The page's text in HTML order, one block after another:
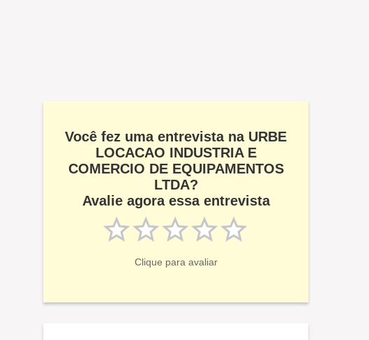
Você fez uma entrevista na URBE
LOCACAO INDUSTRIA E
COMERCIO DE EQUIPAMENTOS
LTDA?
Avalie agora essa entrevista
Clique para avaliar